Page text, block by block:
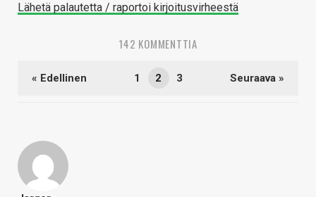
Lähetä palautetta / raportoi kirjoitusvirheestä
142 KOMMENTTIA
« Edellinen 1 2 3 Seuraava »